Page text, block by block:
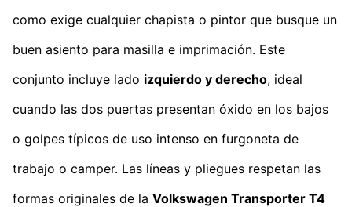
como exige cualquier chapista o pintor que busque un
buen asiento para masilla e imprimación. Este
conjunto incluye lado izquierdo y derecho, ideal
cuando las dos puertas presentan óxido en los bajos
o golpes típicos de uso intenso en furgoneta de
trabajo o camper. Las líneas y pliegues respetan las
formas originales de la Volkswagen Transporter T4